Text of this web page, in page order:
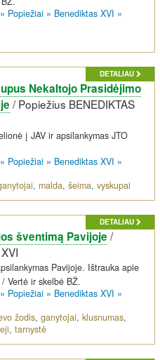
» Popiežiai » Benediktas XVI »
DETALIAU
Nekaltojo Prasidėjimo
/Popiežius BENEDIKTAS
į JAV ir apsilankymas JTO
» Popiežiai » Benediktas XVI »
, malda,šeima,vyskupai
DETALIAU
šventimą Pavijoje /
Pavijoje. Ištrauka apie
Vertė ir skelbė BŽ.
» Popiežiai » Benediktas XVI »
žodis,ganytojai,klusnumas,
,tarnystė